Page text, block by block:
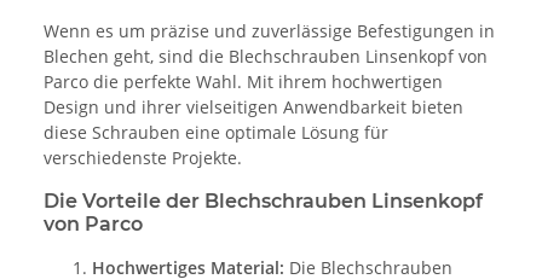
Wenn es um präzise und zuverlässige Befestigungen in
Blechen geht, sind die Blechschrauben Linsenkopf von
Parco die perfekte Wahl. Mit ihrem hochwertigen
Design und ihrer vielseitigen Anwendbarkeit bieten
diese Schrauben eine optimale Lösung für
verschiedenste Projekte.
Die Vorteile der Blechschrauben Linsenkopf
von Parco
Hochwertiges Material: Die Blechschrauben